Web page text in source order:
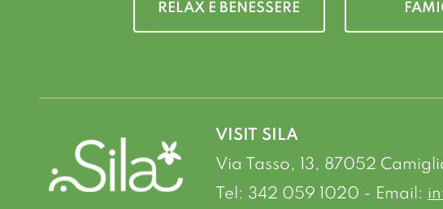
RELAX E BENESSERE
VISIT SILA
Via Tasso, 13, 87052
Tel: 342 059 1020 - Email: